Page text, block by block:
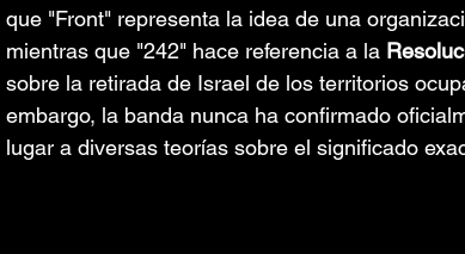
que "Front" representa la idea de una
mientras que "242" hace referencia a la
sobre la retirada de Israel de los territorios
embargo, la banda nunca ha confirmado
lugar a diversas teorías sobre el significado